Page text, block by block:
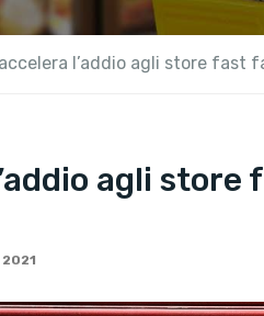
l’addio agli store fast
agli
2021